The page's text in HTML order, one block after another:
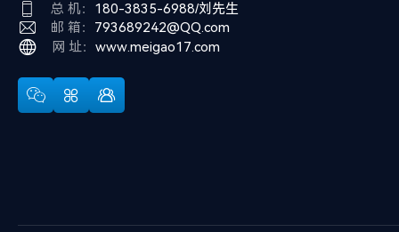
总 机： 180-3835-6988/刘先生
邮 箱： 793689242@QQ.com
网 址： www.meigao17.com